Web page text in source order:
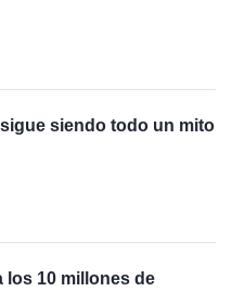
siendo todo un mito
los 10 millones de